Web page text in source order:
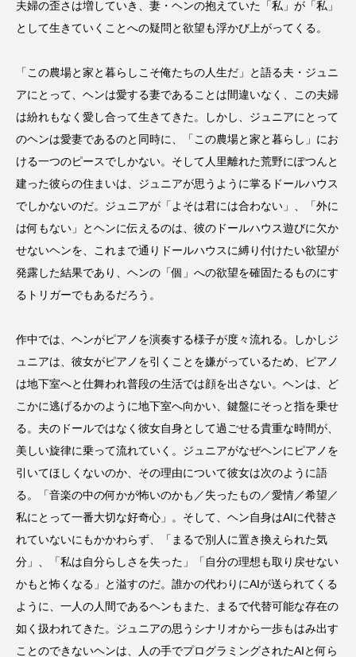
ミーン・ガールズ ララランド
リトル・エッラ リトル・フォレスト
リトル・マーメイド ワーニャ 中田裕二
刊行記念 坂本龍一 堀込泰行
夏の方舟 大丸東京店 大和書房
大林武司 大貫妙子 室龍太 宮前優花
尾崎世界観 山田詠美 島本理生
川上弘美 川柳 左右社 平手友梨奈
文化放送 新刊 旅するジーンズと16歳の夏
日本映画 映画レビュー 朝井リョウ
村上RADIO 村上春樹 東野圭吾
柴崎友香 森絵都 橋本愛 欅坂46
渋谷WWWX 現代アート 琴音
田島貴男 真田広之 短編小説
夫婦の歪さは増していき、妻・ヘンの抱えていた「私」が「私」
として生きていくことへの疑問と欲望も浮かび上がってくる。
「この農場と家と暮らしこそ俺たちの人生だ」と語る夫・ジュニ
アにとって、ヘンは愛する妻であることは間違いなく、この夫婦
は紛れもなく愛し合って生きてきた。しかし、ジュニアにとって
のヘンは愛妻であるのと同時に、「この農場と家と暮らし」にお
ける一つのピースでしかない。そして人里離れた荒野にぽつんと
建った彼らの住まいは、ジュニアが思うように掌るドールハウス
でしかないのだ。ジュニアが「よそは君には合わない」、「外に
は何もない」とヘンに伝えるのは、彼のドールハウス遊びに欠か
せないヘンを、これまで通りドールハウスに縛り付けたい欲望が
発露した結果であり、ヘンの「個」への欲望を確固たるものにす
るトリガーでもあるだろう。
作中では、ヘンがピアノを演奏する様子が度々流れる。しかしジ
ュニアは、彼女がピアノを引くことを嫌がっているため、ピアノ
は地下室へと仕舞われ普段の生活では顔を出さない。ヘンは、ど
こかに逃げるかのように地下室へ向かい、鍵盤にそっと指を乗せ
る。夫のドールではなく彼女自身として過ごせる貴重な時間が、
美しい旋律に乗って流れていく。ジュニアがなぜヘンにピアノを
引いてほしくないのか、その理由について彼女は次のように語
る。「音楽の中の何かが怖いのかも／失ったもの／愛情／希望／
私にとって一番大切な好奇心」。そして、ヘン自身はAIに代替さ
れていないにもかかわらず、「まるで別人に置き換えられた気
分」、「私は自分らしさを失った」「自分の理想も取り戻せない
かもと怖くなる」と溢すのだ。誰かの代わりにAIが送られてくる
ように、一人の人間であるヘンもまた、まるで代替可能な存在の
如く扱われてきた。ジュニアの思うシナリオから一歩もはみ出す
ことのできないヘンは、人の手でプログラミングされたAIと何ら